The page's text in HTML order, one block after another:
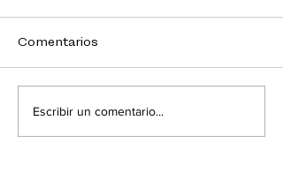
Comentarios
Escribir un comentario...